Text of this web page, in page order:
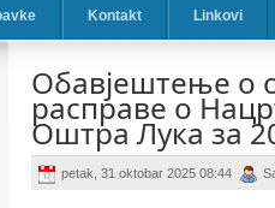
Kontakt Linkovi
Обавјештење о
расправе о
Оштра Лука за
petak, 31 oktobar 2025 08:44